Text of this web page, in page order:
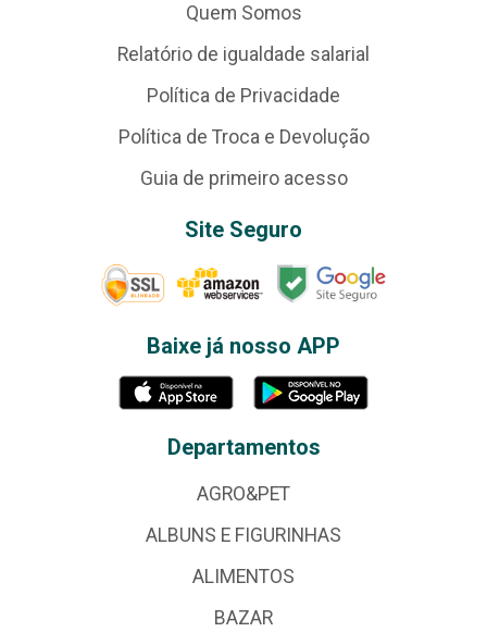
Quem Somos
Relatório de igualdade salarial
Política de Privacidade
Política de Troca e Devolução
Guia de primeiro acesso
Site Seguro
Baixe já nosso APP
Departamentos
AGRO&PET
ALBUNS E FIGURINHAS
ALIMENTOS
BAZAR